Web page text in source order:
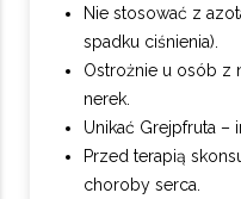
Nie stosować z
spadku ciśnienia).
Ostrożnie u osób z
nerek.
Unikać Grejpfruta –
Przed terapią
choroby serca.